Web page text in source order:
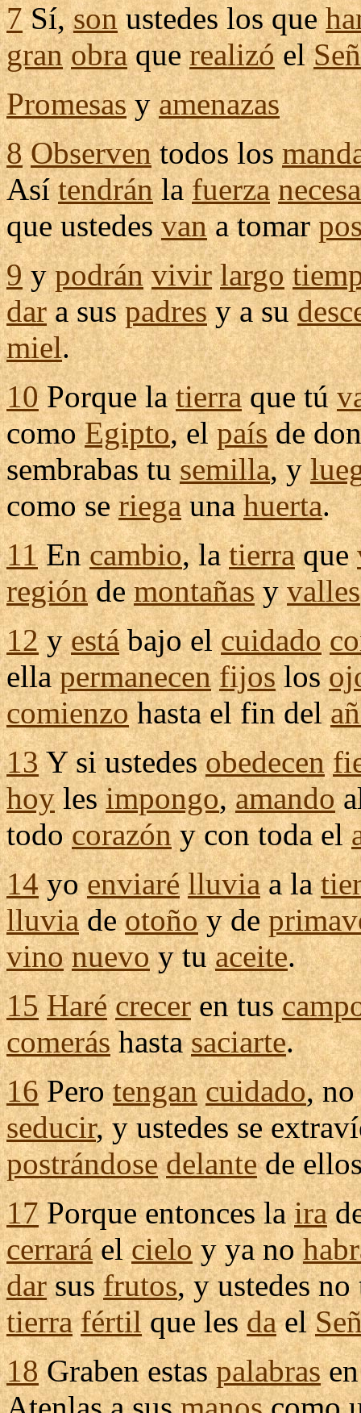
7Sí,sonustedes los que
gran obraquerealizóel
Promesasyamenazas
8 Observentodos los
Asítendránlafuerza
que ustedesvana tomar
9ypodrán vivir largo
dara suspadresy a su
miel.
10Porque latierraque tú
comoEgipto, elpaísde
sembrabastusemilla, y
como seriegaunahuerta.
11Encambio, latierraque
regióndemontañasyvalles
12yestábajo elcuidado
ellapermanecen fijoslos
comienzohasta el fin del
13Y si ustedesobedecen
hoylesimpongo,amando
todocorazóny con toda el
14yoenviaré lluviaa la
lluviadeotoñoy de
vino nuevoy tuaceite.
15 Haré creceren tus
comeráshastasaciarte.
16Perotengan cuidado,
seducir, y ustedes se
postrándose delantede
17Porque entonces laira
cerraráelcieloy ya no
darsusfrutos, y ustedes no
tierra fértilque lesdael
18 Grabenestaspalabras